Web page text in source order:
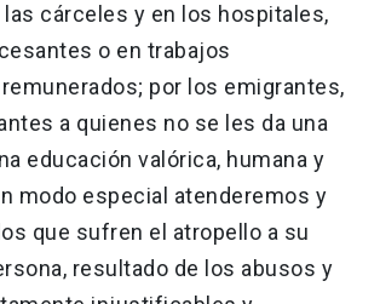
cárceles y en los hospitales,
o en trabajos
por los emigrantes,
a quienes no se les da una
educación valórica, humana y
modo especial atenderemos y
que sufren el atropello a su
resultado de los abusos y